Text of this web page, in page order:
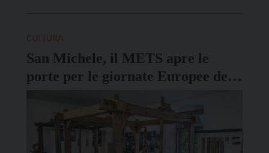
San Michele, il METS apre le
porte per le giornate Europee del